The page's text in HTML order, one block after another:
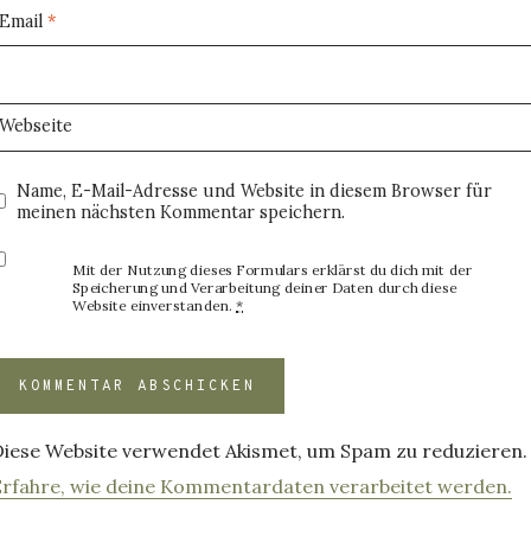
Email*
Webseite
Name, E-Mail-Adresse und Website in diesem Browser für
meinen nächsten Kommentar speichern.
Mit der Nutzung dieses Formulars erklärst du dich mit der
Speicherung und Verarbeitung deiner Daten durch diese
Website einverstanden.*
Website verwendet Akismet, um Spam zu reduzieren.
wie deine Kommentardaten verarbeitet werden.